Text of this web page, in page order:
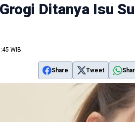
Ditanya Isu
WIB
Share Tweet